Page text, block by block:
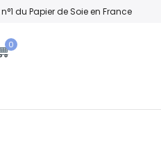
du Papier de Soie en France
0